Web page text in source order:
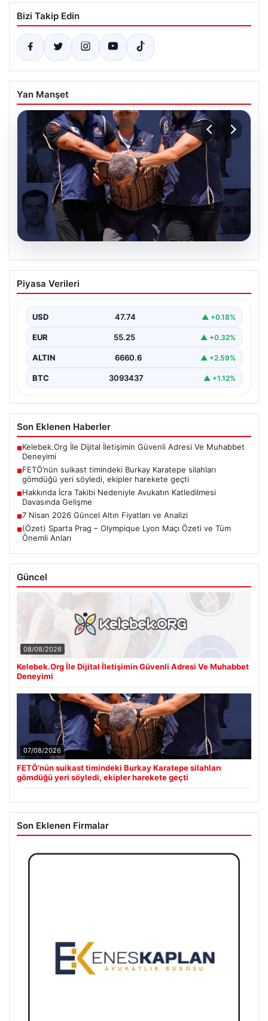
Bizi Takip Edin
Yan Manşet
07.08.2026
FETÖ’nün suikast timindeki Burkay
Karatepe silahları gömdüğü yeri
{“title”: “FETÖ’nün Suikast Girişiminde Firari Üye Burkay
“…
Piyasa Verileri
USD 47.74 ▲ +0.18%
EUR 55.25 ▲ +0.32%
ALTIN 6660.6 ▲ +2.59%
BTC 3093437 ▲ +1.12%
Son Eklenen Haberler
■Kelebek.Org İle Dijital İletişimin Güvenli Adresi Ve Muhabbet
Deneyimi
■FETÖ’nün suikast timindeki Burkay Karatepe silahları
gömdüğü yeri söyledi, ekipler harekete geçti
■Hakkında İcra Takibi Nedeniyle Avukatın Katledilmesi
Davasında Gelişme
■7 Nisan 2026 Güncel Altın Fiyatları ve Analizi
■(Özet) Sparta Prag – Olympique Lyon Maçı Özeti ve Tüm
Önemli Anları
Güncel
08/08/2026
Kelebek.Org İle Dijital İletişimin Güvenli Adresi Ve Muhabbet
Deneyimi
07/08/2026
FETÖ’nün suikast timindeki Burkay Karatepe silahları
gömdüğü yeri söyledi, ekipler harekete geçti
Son Eklenen Firmalar